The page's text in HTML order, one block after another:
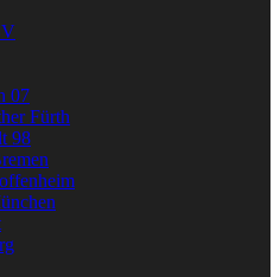
07
Fürth
98